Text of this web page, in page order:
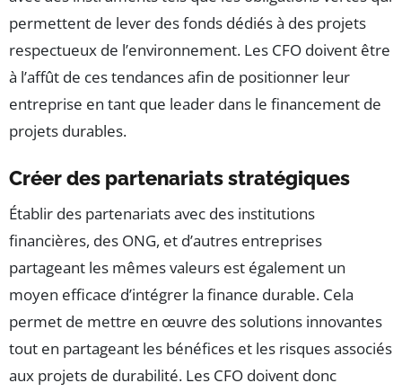
permettent de lever des fonds dédiés à des projets
respectueux de l’environnement. Les CFO doivent être
à l’affût de ces tendances afin de positionner leur
entreprise en tant que leader dans le financement de
projets durables.
Créer des partenariats stratégiques
Établir des partenariats avec des institutions
financières, des ONG, et d’autres entreprises
partageant les mêmes valeurs est également un
moyen efficace d’intégrer la finance durable. Cela
permet de mettre en œuvre des solutions innovantes
tout en partageant les bénéfices et les risques associés
aux projets de durabilité. Les CFO doivent donc